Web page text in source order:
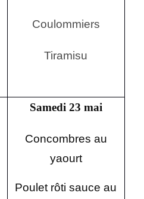
Coulommiers
Tiramisu
Samedi 23 mai
Concombres au
yaourt
Poulet rôti sauce au